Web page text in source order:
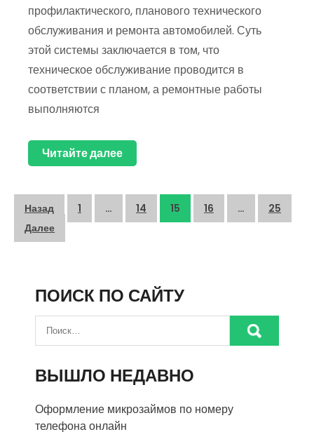
профилактического, планового технического
обслуживания и ремонта автомобилей. Суть
этой системы заключается в том, что
техническое обслуживание проводится в
соответствии с планом, а ремонтные работы
выполняются
Читайте далее
Пагинация
записей
Назад 1 … 14 15 16 …
25
Далее
ПОИСК ПО САЙТУ
ВЫШЛО НЕДАВНО
Оформление микрозаймов по номеру
телефона онлайн